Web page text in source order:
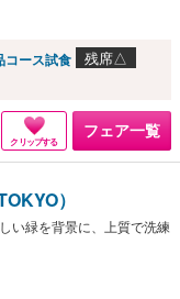
コース試食 残席△
クリップする
フェア一覧
）
い緑を背景に、上質で洗練